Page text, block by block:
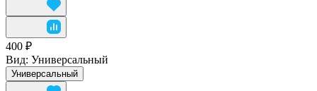
400 ₽
Вид: Универсальный
Универсальный